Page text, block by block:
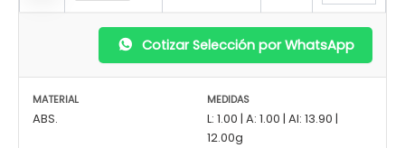
Cotizar Selección por WhatsApp
MATERIAL
ABS.
MEDIDAS
L: 1.00 | A: 1.00 | Al: 13.90 |
12.00g